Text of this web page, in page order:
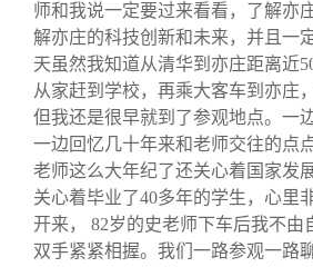
师和我说一定要过来看看，了解亦
解亦庄的科技创新和未来，并且一
天虽然我知道从清华到亦庄距离近
从家赶到学校，再乘大客车到亦庄
但我还是很早就到了参观地点。一
一边回忆几十年来和老师交往的
老师这么大年纪了还关心着国家发
关心着毕业了40多年的学生，心里
开来， 82岁的史老师下车后我不由
双手紧紧相握。我们一路参观一路